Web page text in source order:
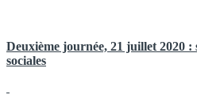
Deuxième journée, 21 juillet 2020
sociales